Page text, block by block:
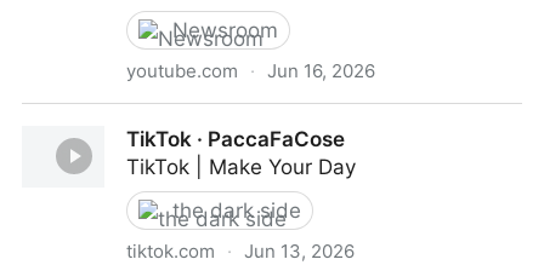
Newsroom
youtube.com · Jun 16, 2026
TikTok · PaccaFaCose
TikTok | Make Your Day
the dark side
tiktok.com · Jun 13, 2026